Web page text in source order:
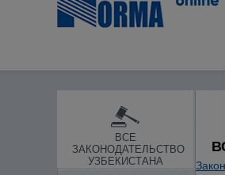
ВСЕ
ЗАКОНОДАТЕЛЬСТВО
УЗБЕКИСТАНА